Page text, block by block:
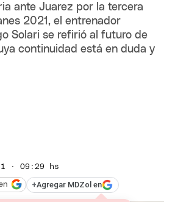
ante Juarez por la tercera
2021, el entrenador
Solari se refirió al futuro de
continuidad está en duda y
· 09:29 hs
+Agregar MDZol en